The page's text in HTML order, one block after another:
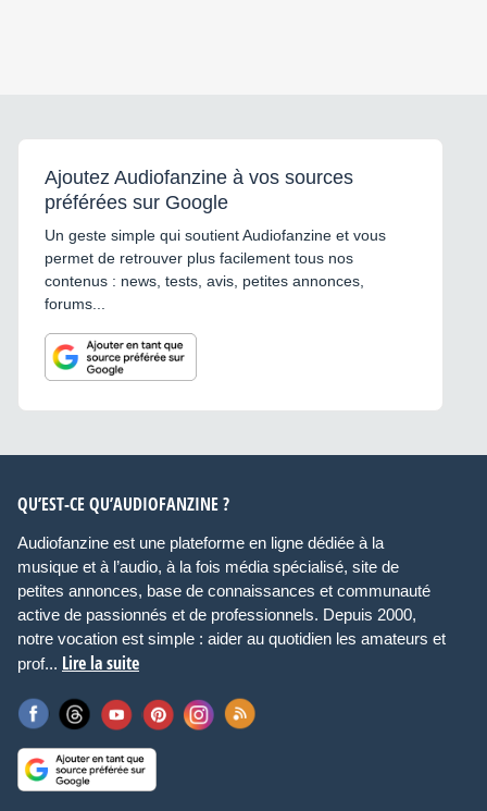
Ajoutez Audiofanzine à vos sources
préférées sur Google
Un geste simple qui soutient Audiofanzine et vous
permet de retrouver plus facilement tous nos
contenus : news, tests, avis, petites annonces,
forums...
QU’EST-CE QU’AUDIOFANZINE ?
Audiofanzine est une plateforme en ligne dédiée à la
musique et à l’audio, à la fois média spécialisé, site de
petites annonces, base de connaissances et communauté
active de passionnés et de professionnels. Depuis 2000,
notre vocation est simple : aider au quotidien les amateurs et
prof... Lire la suite